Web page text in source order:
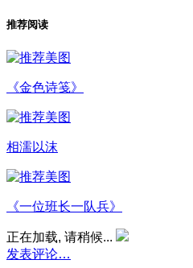
推荐阅读
《金色诗笺》
相濡以沫
《一位班长一队兵》
正在加载, 请稍候...
发表评论…